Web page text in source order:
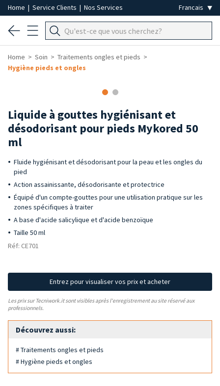
Home | Service Clients | Nos Services
Home Soin
Traitements ongles et pieds
Hygiène pieds et ongles
Liquide à gouttes hygiénisant et
désodorisant pour pieds Mykored 50
ml
Fluide hygiénisant et désodorisant pour la peau et les ongles du
pied
Action assainissante, désodorisante et protectrice
Équipé d'un compte-gouttes pour une utilisation pratique sur les
zones spécifiques à traiter
A base d'acide salicylique et d'acide benzoïque
Taille 50 ml
Réf: CE701
Entrez pour visualiser vos prix et acheter
Les prix sur Tecniwork.it sont visibles après l'enregistrement au site réservé aux
professionnels.
Découvrez aussi:
# Traitements ongles et pieds
# Hygiène pieds et ongles